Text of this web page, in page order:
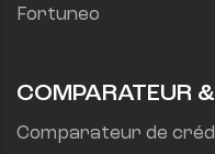
Fortuneo
COMPARATEUR
Comparateur de